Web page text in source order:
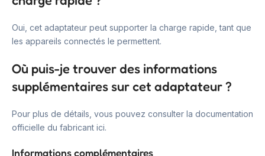
Oui, cet adaptateur peut supporter la charge rapide, tant que
les appareils connectés le permettent.
Où puis-je trouver des informations
supplémentaires sur cet adaptateur ?
Pour plus de détails, vous pouvez consulter la documentation
officielle du fabricant ici.
Informations complémentaires